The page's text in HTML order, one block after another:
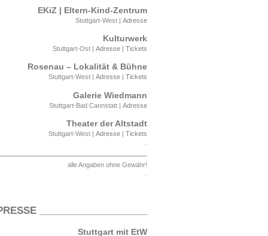
EKiZ | Eltern-Kind-Zentrum
Stuttgart-West | Adresse
Kulturwerk
Stuttgart-Ost | Adresse| Tickets
Rosenau – Lokalität & Bühne
Stuttgart-West | Adresse| Tickets
Galerie Wiedmann
Stuttgart-Bad Cannstatt | Adresse
Theater der Altstadt
Stuttgart-West | Adresse| Tickets
alle Angaben ohne Gewähr!
____________________
Stuttgart mit EtW